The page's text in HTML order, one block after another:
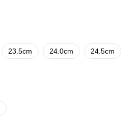
23.5cm 24.0cm 24.5cm